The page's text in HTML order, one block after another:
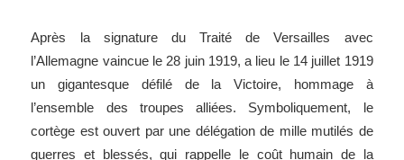
Après la signature du Traité de Versailles avec
l’Allemagne vaincue le 28 juin 1919, a lieu le 14 juillet 1919
un gigantesque défilé de
la Victoire, hommage à
l’ensemble des troupes alliées. Symboliquement, le
cortège est ouvert par une délégation de mille mutilés de
guerres et blessés, qui rappelle le coût humain de
la